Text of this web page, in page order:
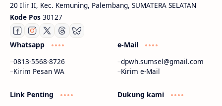
20 Ilir II, Kec. Kemuning, Palembang, SUMATERA SELATAN
Kode Pos 30127
Whatsapp
0813-5568-8726
Kirim Pesan WA
e-Mail
dpwh.sumsel@gmail.com
Kirim e-Mail
Link Penting
Dukung kami